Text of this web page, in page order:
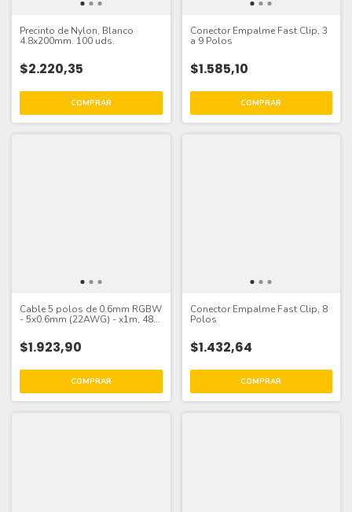
Precinto de Nylon, Blanco
4.8x200mm. 100 uds.
$2.220,35
Conector Empalme Fast Clip, 3
a 9 Polos
$1.585,10
Cable 5 polos de 0.6mm RGBW
- 5x0.6mm (22AWG) - x1m, 48V
$1.923,90
Conector Empalme Fast Clip, 8
Polos
$1.432,64